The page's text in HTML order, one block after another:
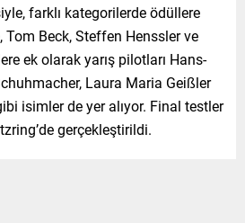
farklı kategorilerde ödüllere
Tom Beck, Steffen Henssler ve
ek olarak yarış pilotları Hans-
Laura Maria Geißler
isimler de yer alıyor. Final testler
gerçekleştirildi.